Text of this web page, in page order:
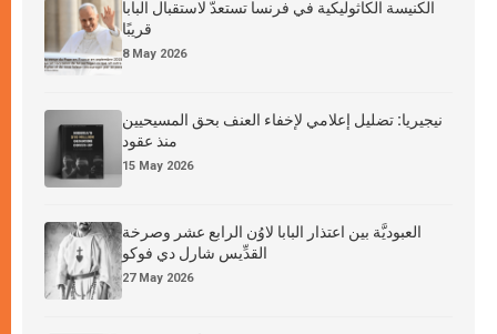
الكنيسة الكاثوليكية في فرنسا تستعدّ لاستقبال البابا
قريبًا
8 May 2026
نيجيريا: تضليل إعلامي لإخفاء العنف بحق المسيحيين
منذ عقود
15 May 2026
العبوديَّة بين اعتذار البابا لاوُن الرابع عشر وصرخة
القدِّيس شارل دي فوكو
27 May 2026